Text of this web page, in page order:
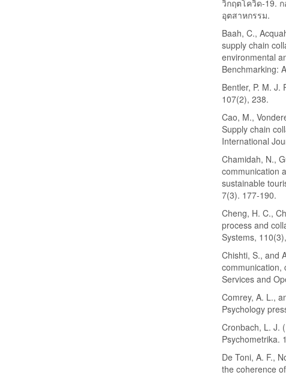
วิกฤตโควิด-19.
อุตสาหกรรม.
Baah, C.,
supply chain
environmental
Benchmarking:
Bentler, P. M. J.
107(2), 238.
Cao, M.,
Supply chain
International
Chamidah, N.,
communication
sustainable
7(3). 177-190.
Cheng, H. C.,
process and
Systems,
Chishti, S., and
communication,
Services and
Comrey, A. L.,
Psychology
Cronbach, L. J.
Psychometrika.
De Toni, A. F.,
the coherence